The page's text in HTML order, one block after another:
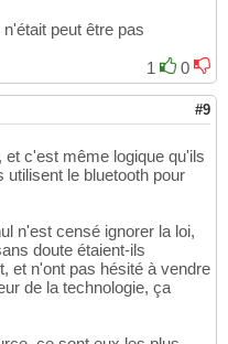
peut être pas
1
0
#9
et c'est même logique qu'ils
utilisent le bluetooth pour
n'est censé ignorer la loi,
doute étaient-ils
et n'ont pas hésité à vendre
de la technologie, ça